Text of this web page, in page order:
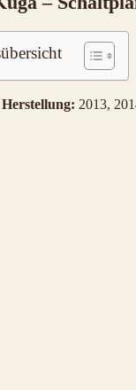
2013,